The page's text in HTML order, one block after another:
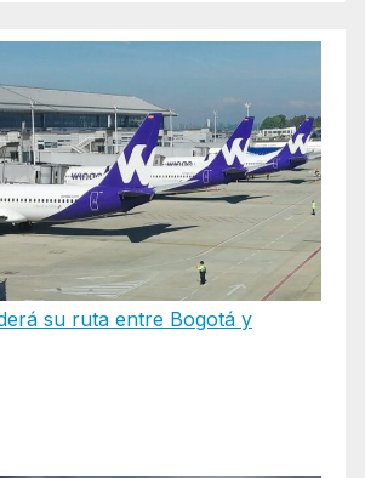
su ruta entre Bogotá y